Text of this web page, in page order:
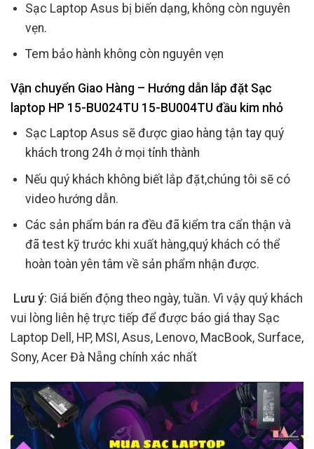
Sạc Laptop Asus bị biến dạng, không còn nguyên
vẹn.
Tem bảo hành không còn nguyên vẹn
Vận chuyển Giao Hàng – Hướng dẫn lắp đặt Sạc
laptop HP 15-BU024TU 15-BU004TU đầu kim nhỏ
Sạc Laptop Asus sẽ được giao hàng tận tay quý
khách trong 24h ở mọi tỉnh thành
Nếu quý khách không biết lắp đặt,chúng tôi sẽ có
video hướng dẫn.
Các sản phẩm bán ra đều đã kiểm tra cẩn thận và
đã test kỹ trước khi xuất hàng,quý khách có thể
hoàn toàn yên tâm về sản phẩm nhận được.
Lưu ý: Giá biến động theo ngày, tuần. Vì vậy quý khách
vui lòng liên hệ trực tiếp để được báo giá thay Sạc
Laptop Dell, HP, MSI, Asus, Lenovo, MacBook, Surface,
Sony, Acer Đà Nẵng chính xác nhất